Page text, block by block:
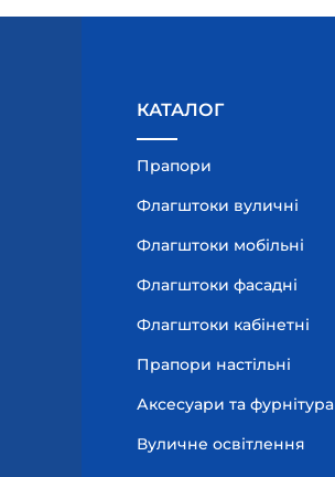
КАТАЛОГ
Прапори
Флагштоки вуличні
Флагштоки мобільні
Флагштоки фасадні
Флагштоки кабінетні
Прапори настільні
Аксесуари та фурнітура
Вуличне освітлення